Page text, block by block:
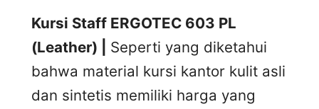
Kursi Staff ERGOTEC 603 PL
(Leather) | Seperti yang diketahui
bahwa material kursi kantor kulit asli
dan sintetis memiliki harga yang